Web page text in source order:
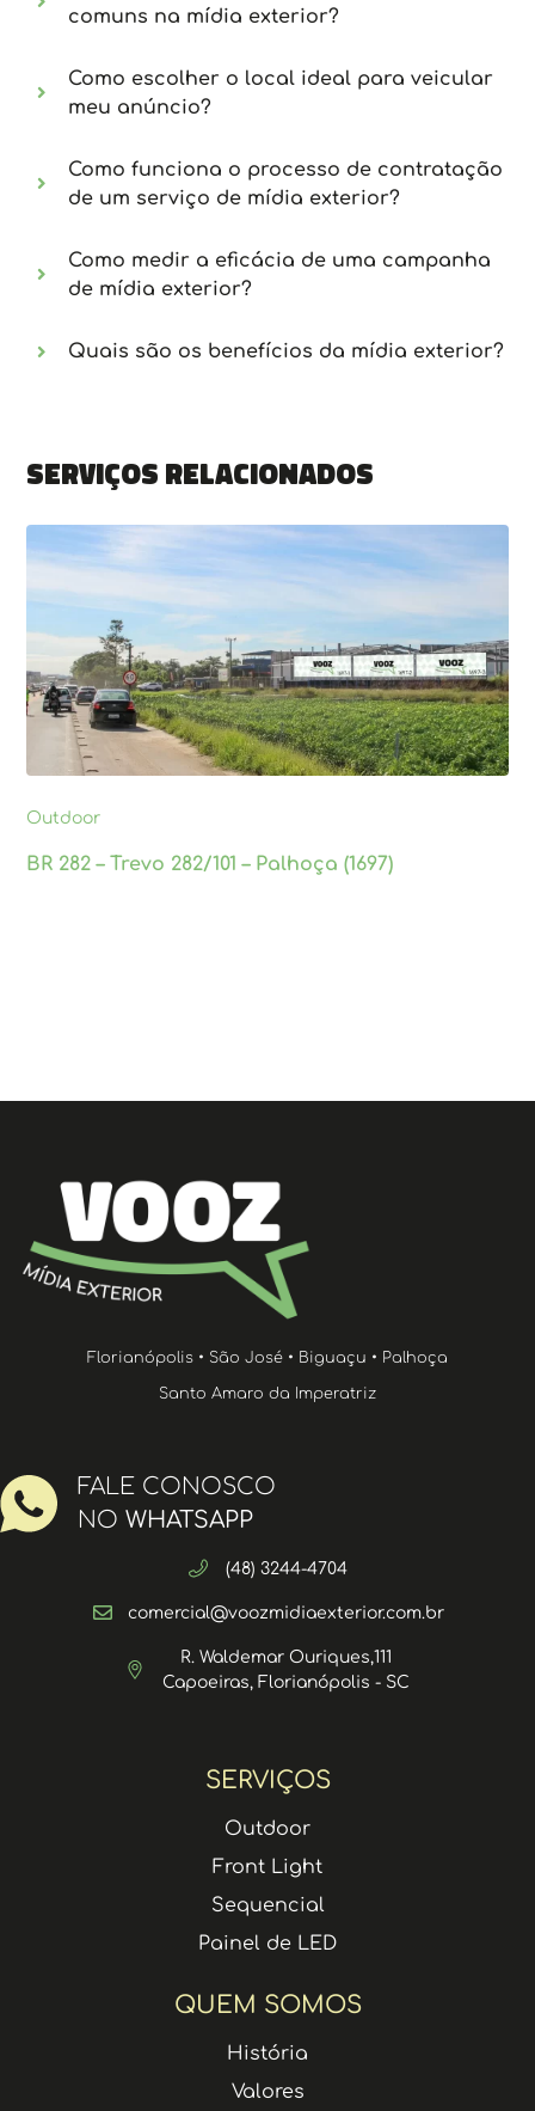
comuns na mídia exterior?
Como escolher o local ideal para veicular
meu anúncio?
Como funciona o processo de contratação
de um serviço de mídia exterior?
Como medir a eficácia de uma campanha
de mídia exterior?
Quais são os benefícios da mídia exterior?
Serviços relacionados
Outdoor
BR 282 – Trevo 282/101 – Palhoça (1697)
SERVIÇOS
Outdoor
Front Light
Sequencial
Painel de LED
QUEM SOMOS
História
Valores
Florianópolis • São José • Biguaçu • Palhoça
Santo Amaro da Imperatriz
FALE CONOSCO
NO WHATSAPP
(48) 3244-4704
comercial@voozmidiaexterior.com.br
R. Waldemar Ouriques,111
Capoeiras, Florianópolis - SC